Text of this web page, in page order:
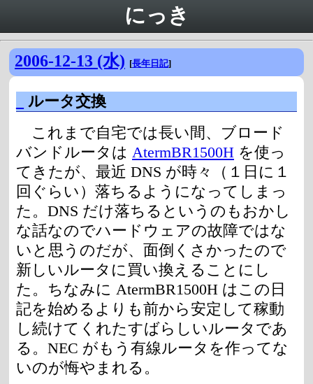
にっき
2006-12-13 (水) [長年日記]
ルータ交換
これまで自宅では長い間、ブロード
バンドルータは AtermBR1500H を使っ
てきたが、最近 DNS が時々（１日に１
回ぐらい）落ちるようになってしまっ
た。DNS だけ落ちるというのもおかし
な話なのでハードウェアの故障ではな
いと思うのだが、面倒くさかったので
新しいルータに買い換えることにし
た。ちなみに AtermBR1500H はこの日
記を始めるよりも前から安定して稼動
し続けてくれたすばらしいルータであ
る。NEC がもう有線ルータを作ってな
いのが悔やまれる。